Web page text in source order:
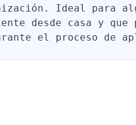
Ideal para
desde casa y que
el proceso de